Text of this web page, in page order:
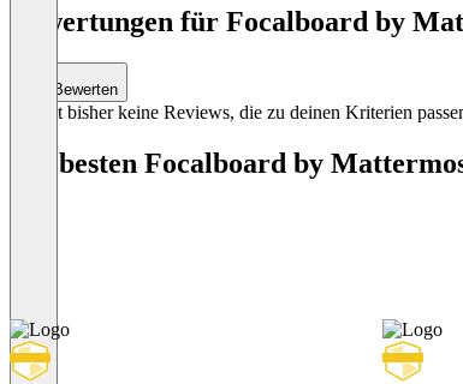
Bewertungen für Focalboard by
Bewerten
Es gibt bisher keine Reviews, die zu deinen Kriterien
Die besten Focalboard by